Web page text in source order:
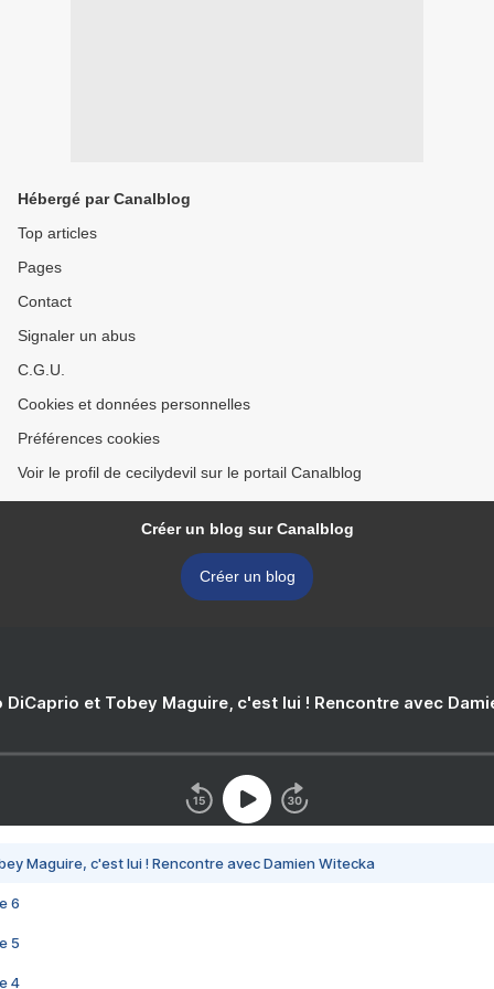
Hébergé par Canalblog
Top articles
Pages
Contact
Signaler un abus
C.G.U.
Cookies et données personnelles
Préférences cookies
Voir le profil de cecilydevil sur le portail Canalblog
Créer un blog sur Canalblog
Créer un blog
DiCaprio et Tobey Maguire, c'est lui ! Rencontre avec
Maguire, c'est lui ! Rencontre avec Damien Witecka
6
5
4